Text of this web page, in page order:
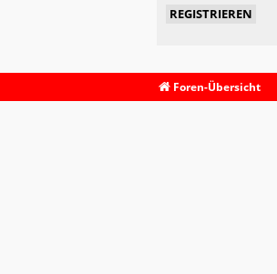
REGISTRIEREN
Foren-Übersicht